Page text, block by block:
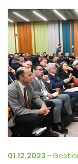
01.12.2023 -